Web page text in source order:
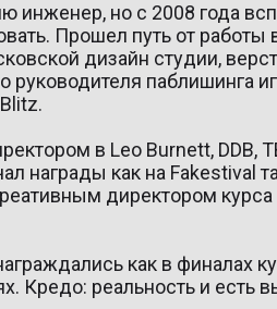
инженер, но с 2008 года
Прошел путь от работы
дизайн студии,
руководителя паблишинга
в Leo Burnett, DDB,
награды как на Fakestival
директором
как в финалах
Кредо: реальность и есть